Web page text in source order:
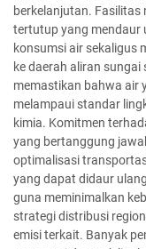
berkelanjutan. Fasilitas
tertutup yang mendaur
konsumsi air sekaligus
ke daerah aliran
memastikan bahwa air
melampaui standar
kimia. Komitmen
yang bertanggung
optimalisasi
yang dapat didaur
guna meminimalkan
strategi distribusi
emisi terkait. Banyak